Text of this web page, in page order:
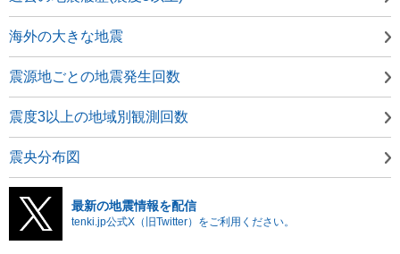
海外の大きな地震
震源地ごとの地震発生回数
震度3以上の地域別観測回数
震央分布図
最新の地震情報を配信
tenki.jp公式X（旧Twitter）をご利用ください。